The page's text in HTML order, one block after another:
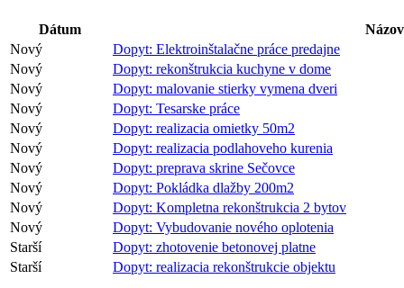
Dátum
Názov
Nový
Dopyt: Elektroinštalačne práce predajne
Nový
Dopyt: rekonštrukcia kuchyne v dome
Nový
Dopyt: malovanie stierky vymena dveri
Nový
Dopyt: Tesarske práce
Nový
Dopyt: realizacia omietky 50m2
Nový
Dopyt: realizacia podlahoveho kurenia
Nový
Dopyt: preprava skrine Sečovce
Nový
Dopyt: Pokládka dlažby 200m2
Nový
Dopyt: Kompletna rekonštrukcia 2 bytov
Nový
Dopyt: Vybudovanie nového oplotenia
Starší
Dopyt: zhotovenie betonovej platne
Starší
Dopyt: realizacia rekonštrukcie objektu